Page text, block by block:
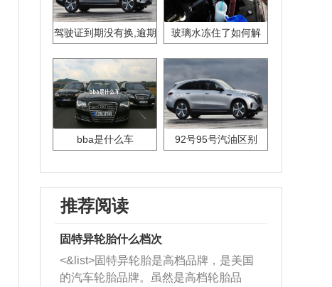
驾驶证到期没有换,逾期
玻璃水冻住了如何解
bba是什么车 92号95号汽油区别
推荐阅读
固特异轮胎什么档次
<&list>固特异轮胎是高档品牌，是美国
的汽车轮胎品牌。虽然是高档轮胎品